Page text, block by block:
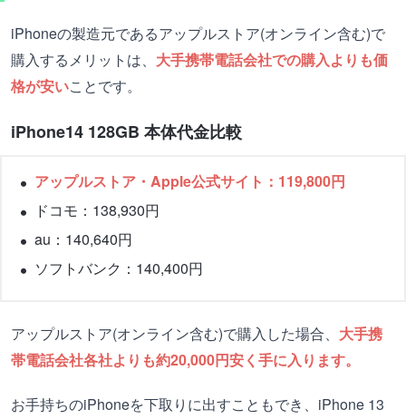
iPhoneの製造元であるアップルストア(オンライン含む)で
購入するメリットは、 大手携帯電話会社での購入よりも価
格が安いことです。
iPhone14 128GB 本体代金比較
アップルストア・Apple公式サイト：119,800円
ドコモ：138,930円
au：140,640円
ソフトバンク：140,400円
アップルストア(オンライン含む)で購入した場合、 大手携
帯電話会社各社よりも約20,000円安く手に入ります。
お手持ちのiPhoneを下取りに出すこともでき、iPhone 13